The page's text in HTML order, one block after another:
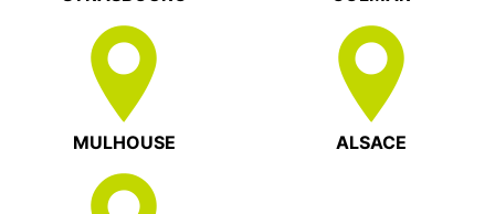
MULHOUSE ALSACE